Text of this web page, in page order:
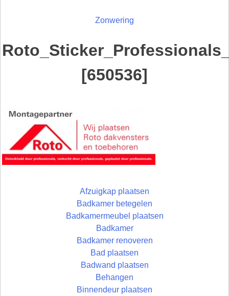
Zonwering
[650536]
Afzuigkap plaatsen
Badkamer betegelen
Badkamermeubel plaatsen
Badkamer
Badkamer renoveren
Bad plaatsen
Badwand plaatsen
Behangen
Binnendeur plaatsen